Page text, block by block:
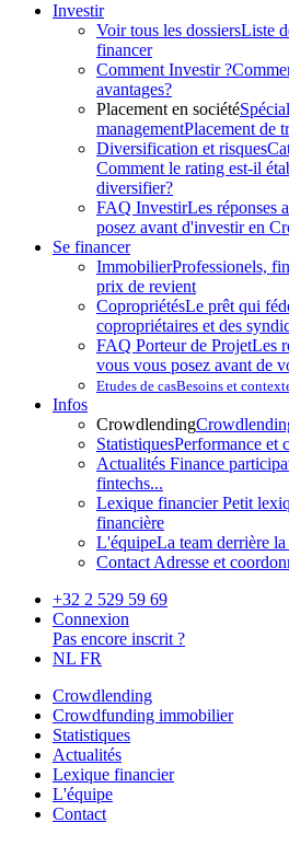
Investir
Voir tous les dossiersListe
financer
Comment Investir ?
avantages?
Placement en société
managementPlacement de
Diversification et risques
Comment le rating est-il
diversifier?
FAQ InvestirLes réponses
posez avant d'investir en
Se financer
ImmobilierProfessionels,
prix de revient
CopropriétésLe prêt qui
copropriétaires et des
FAQ Porteur de ProjetLes
vous vous posez avant de
Etudes de casBesoins et
Infos
Crowdlending
StatistiquesPerformance et
Actualités Finance
fintechs...
Lexique financierPetit
financière
L'équipeLa team derrière
Contact Adresse et
+32 2 529 59 69
Connexion
Pas encore inscrit ?
NL FR
Crowdlending
Crowdfunding immobilier
Statistiques
Actualités
Lexique financier
L'équipe
Contact